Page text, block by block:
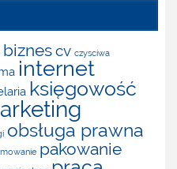
biznescv czysciwa
internet
księgowość
obsługa prawna
pakowanie